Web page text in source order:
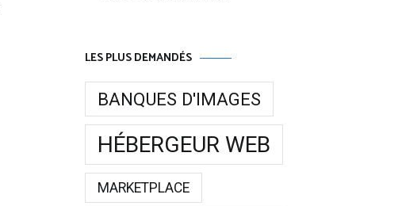
LES PLUS DEMANDÉS
BANQUES D'IMAGES
HÉBERGEUR WEB
MARKETPLACE